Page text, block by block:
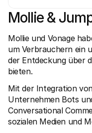
Mollie &
Mollie und Vonage
um Verbrauchern ein
der Entdeckung über
bieten.
Mit der Integration
Unternehmen Bots
Conversational
sozialen Medien und
Technische Ressourcen
Entdecken Sie unsere
Developer
Bibliotheken
Integrieren Sie Mollie
Discord community